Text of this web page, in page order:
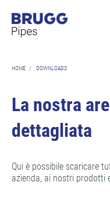
HOME / DOWNLOADS
La nostra
dettagliata
Qui è possibile scaricare
azienda, ai nostri prodotti